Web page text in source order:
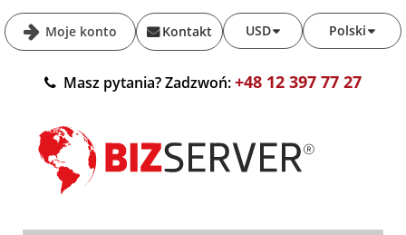
Moje konto Polski
USD
Kontakt
Masz pytania? Zadzwoń:+48 12 397 77 27